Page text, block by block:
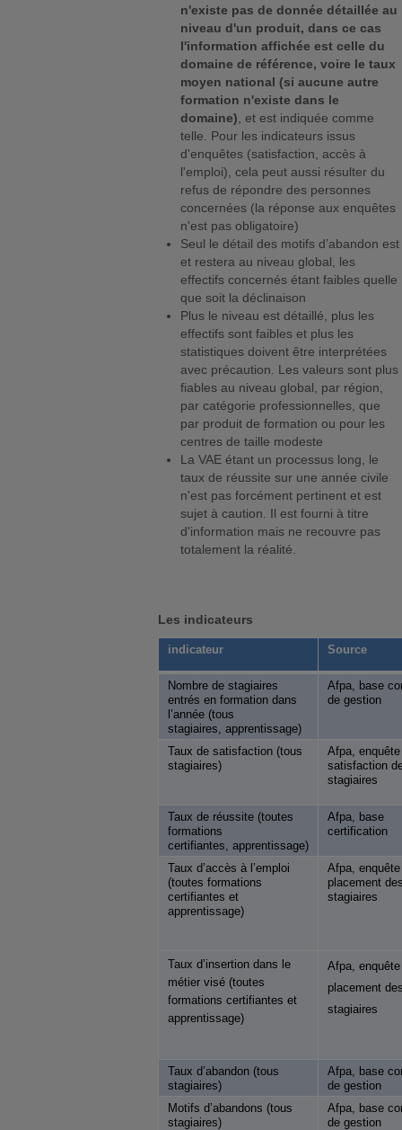
n'existe pas de donnée détaillée au
niveau d'un produit, dans ce cas
l'information affichée est celle du
domaine de référence, voire le taux
moyen national (si aucune autre
formation n'existe dans le
domaine) , et est indiquée comme
telle. Pour les indicateurs issus
d'enquêtes (satisfaction, accès à
l'emploi), cela peut aussi résulter du
refus de répondre des personnes
concernées (la réponse aux enquêtes
n'est pas obligatoire)
Seul le détail des motifs d’abandon est
et restera au niveau global, les
effectifs concernés étant faibles quelle
que soit la déclinaison
Plus le niveau est détaillé, plus les
effectifs sont faibles et plus les
statistiques doivent être interprétées
avec précaution. Les valeurs sont plus
fiables au niveau global, par région,
par catégorie professionnelles, que
par produit de formation ou pour les
centres de taille modeste
La VAE étant un processus long, le
taux de réussite sur une année civile
n'est pas forcément pertinent et est
sujet à caution. Il est fourni à titre
d'information mais ne recouvre pas
totalement la réalité.
Les indicateurs
indicateur Source
Nombre de stagiaires
entrés en formation dans
l’année (tous
stagiaires, apprentissage)
Afpa, base
de gestion
Taux de satisfaction (tous
stagiaires)
Afpa,
satisfaction
stagiaires
Taux de réussite (toutes
formations
certifiantes, apprentissage)
Afpa, base
certification
Taux d’accès à l’emploi
(toutes formations
certifiantes et
apprentissage)
Afpa,
placement
stagiaires
Taux d’insertion dans le
métier visé (toutes
formations certifiantes et
apprentissage)
Afpa,
placement
stagiaires
Taux d’abandon (tous
stagiaires)
Afpa, base
de gestion
Motifs d’abandons (tous
stagiaires)
Afpa, base
de gestion